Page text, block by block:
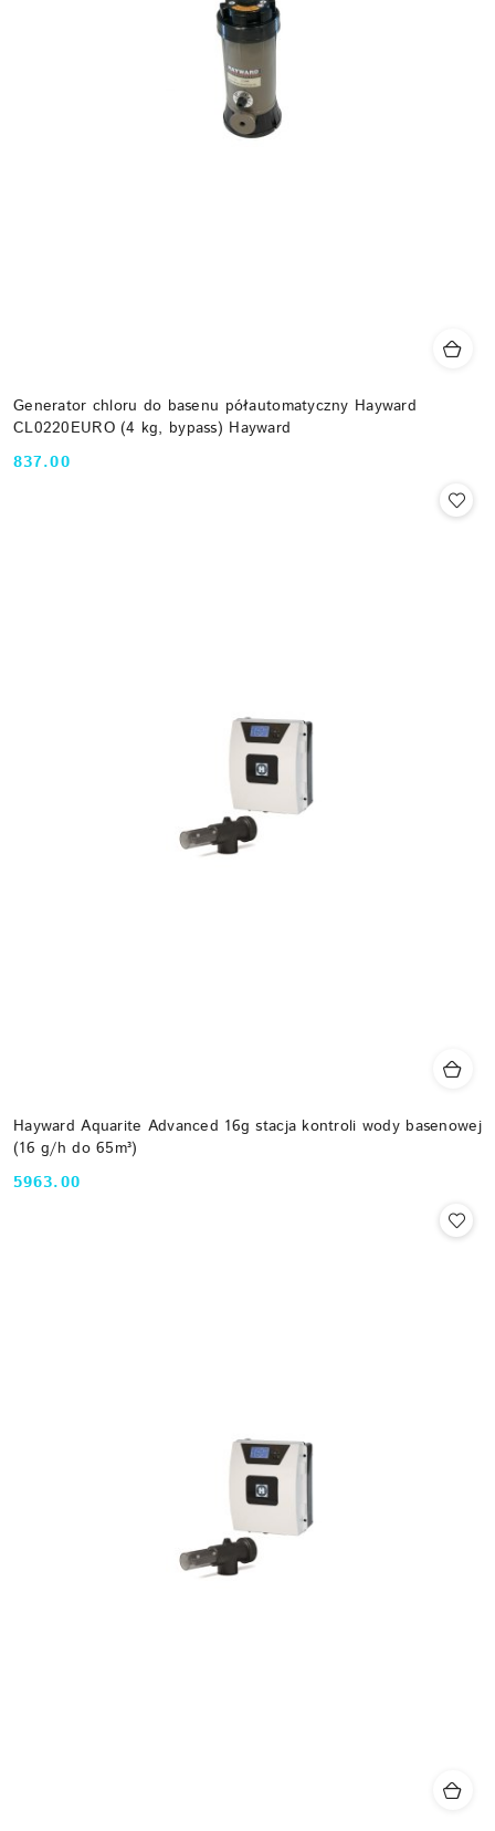
Generator chloru do basenu półautomatyczny Hayward
CL0220EURO (4 kg, bypass) Hayward
Cena:
837.00
Hayward Aquarite Advanced 16g stacja kontroli wody basenowej
(16 g/h do 65m³)
Cena:
5963.00